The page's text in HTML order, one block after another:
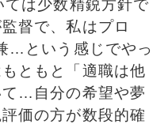
は少数精鋭方針で
督で、私はプロ
…という感じでやっ
ともと「適職は他
て…自分の希望や夢
価の方が数段的確